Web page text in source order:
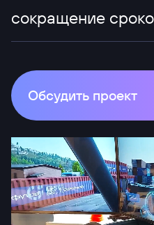
сокращение
Обсудить проект